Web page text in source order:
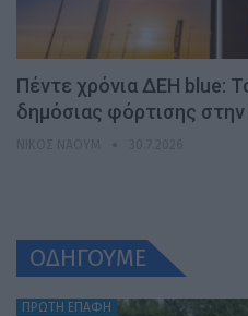
Πέντε χρόνια ΔΕΗ blue:
δημόσιας φόρτισης
ΟΔΗΓΟΥΜΕ
ΠΡΩΤΗ ΕΠΑΦΗ